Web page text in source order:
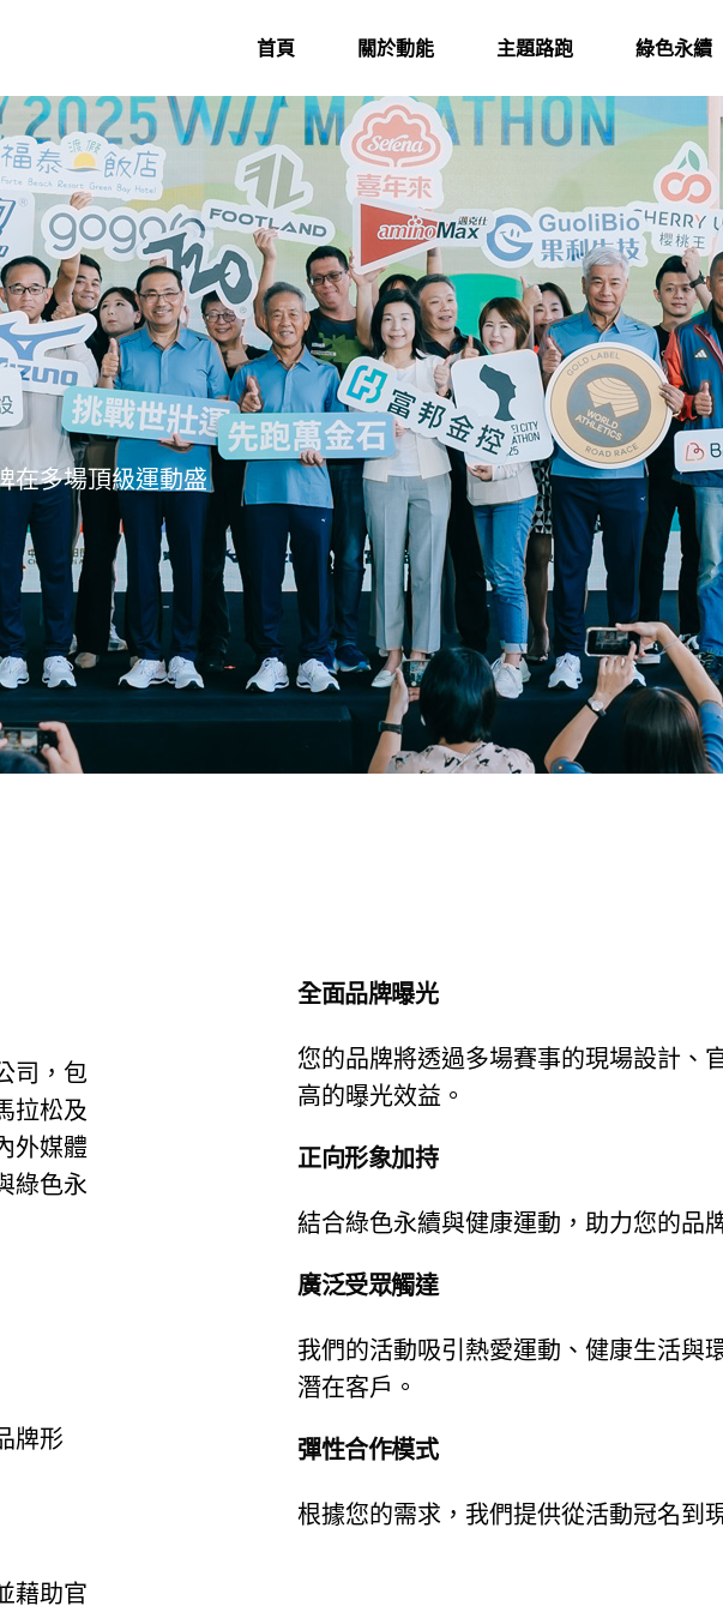
首頁 關於動能 主題路跑 綠色永續
在多場頂級運動盛
司，包
拉松及
外媒體
綠色永
牌形
藉助官
全面品牌曝光
您的品牌將透過多場賽事的現場設計、
高的曝光效益。
正向形象加持
結合綠色永續與健康運動，助力您的品
廣泛受眾觸達
我們的活動吸引熱愛運動、健康生活與
潛在客戶。
彈性合作模式
根據您的需求，我們提供從活動冠名到